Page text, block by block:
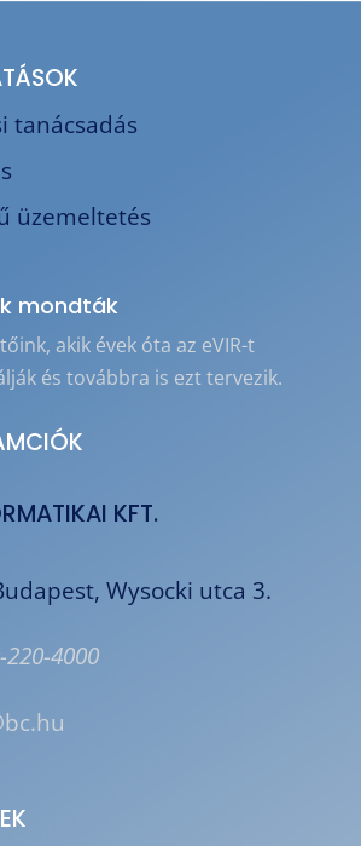
tanácsadás
üzemeltetés
mondták
akik évek óta az eVIR-t
és továbbra is ezt tervezik.
KFT.
Wysocki utca 3.
220-4000